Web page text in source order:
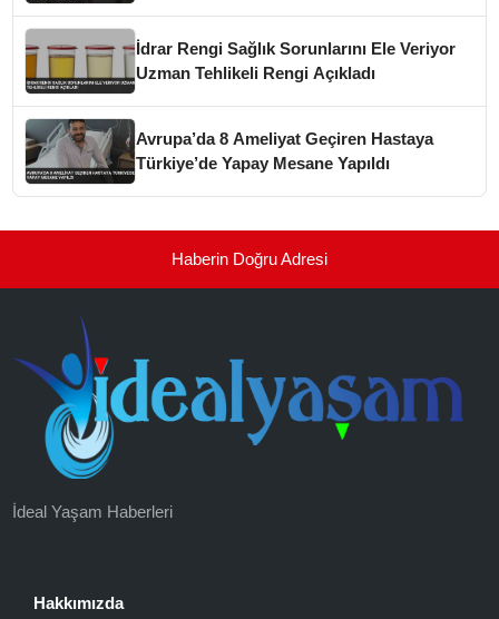
İdrar Rengi Sağlık Sorunlarını Ele Veriyor
Uzman Tehlikeli Rengi Açıkladı
Avrupa’da 8 Ameliyat Geçiren Hastaya
Türkiye’de Yapay Mesane Yapıldı
Haberin Doğru Adresi
İdeal Yaşam Haberleri
Hakkımızda